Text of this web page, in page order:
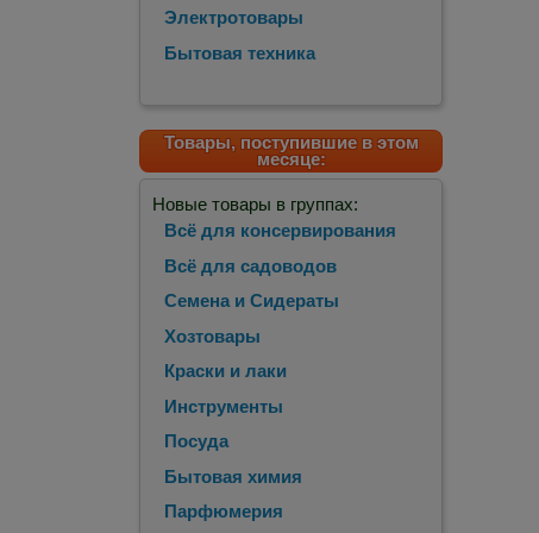
Электротовары
Бытовая техника
Товары, поступившие в этом
месяце:
Новые товары в группах:
Всё для консервирования
Всё для садоводов
Семена и Сидераты
Хозтовары
Краски и лаки
Инструменты
Посуда
Бытовая химия
Парфюмерия